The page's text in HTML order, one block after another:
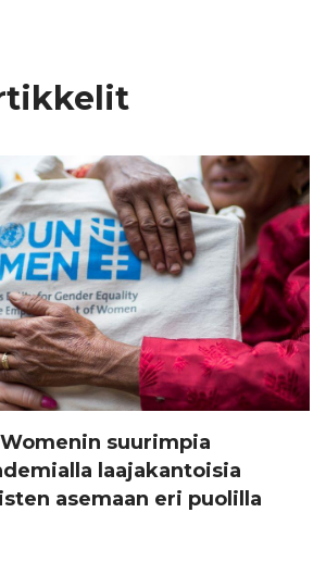
suurimpia
laajakantoisia
asemaan eri puolilla